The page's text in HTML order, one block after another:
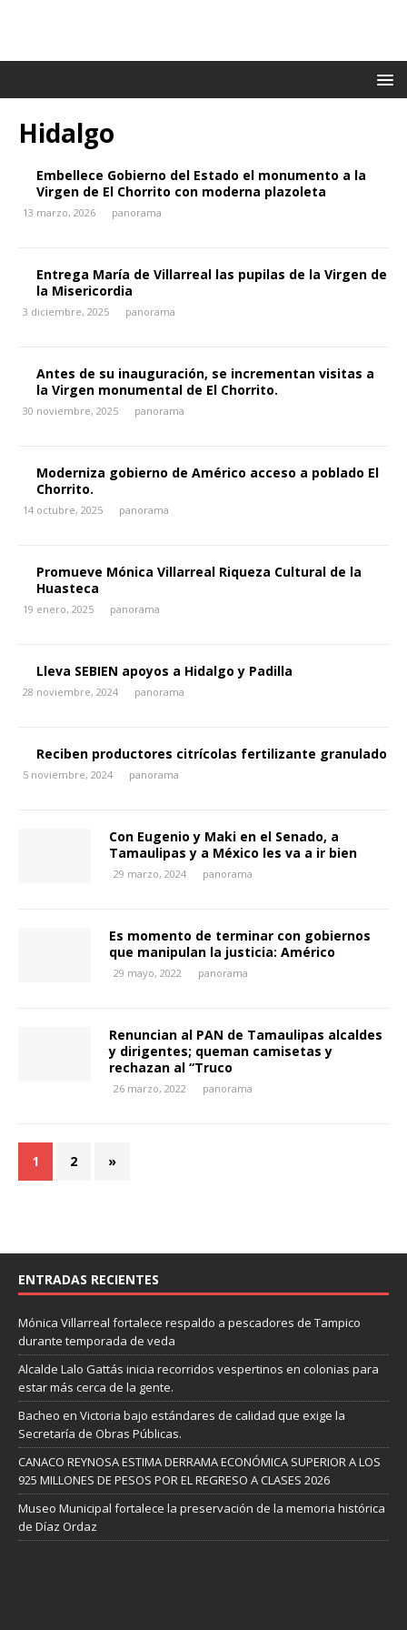
Hidalgo
Embellece Gobierno del Estado el monumento a la
Virgen de El Chorrito con moderna plazoleta
13 marzo, 2026 panorama
Entrega María de Villarreal las pupilas de la Virgen de
la Misericordia
3 diciembre, 2025 panorama
Antes de su inauguración, se incrementan visitas a
la Virgen monumental de El Chorrito.
30 noviembre, 2025 panorama
Moderniza gobierno de Américo acceso a poblado El
Chorrito.
14 octubre, 2025 panorama
Promueve Mónica Villarreal Riqueza Cultural de la
Huasteca
19 enero, 2025 panorama
Lleva SEBIEN apoyos a Hidalgo y Padilla
28 noviembre, 2024 panorama
Reciben productores citrícolas fertilizante granulado
5 noviembre, 2024 panorama
Con Eugenio y Maki en el Senado, a
Tamaulipas y a México les va a ir bien
29 marzo, 2024 panorama
Es momento de terminar con gobiernos
que manipulan la justicia: Américo
29 mayo, 2022 panorama
Renuncian al PAN de Tamaulipas alcaldes
y dirigentes; queman camisetas y
rechazan al “Truco
26 marzo, 2022 panorama
1 2 »
ENTRADAS RECIENTES
Mónica Villarreal fortalece respaldo a pescadores de Tampico
durante temporada de veda
Alcalde Lalo Gattás inicia recorridos vespertinos en colonias para
estar más cerca de la gente.
Bacheo en Victoria bajo estándares de calidad que exige la
Secretaría de Obras Públicas.
CANACO REYNOSA ESTIMA DERRAMA ECONÓMICA SUPERIOR A LOS
925 MILLONES DE PESOS POR EL REGRESO A CLASES 2026
Museo Municipal fortalece la preservación de la memoria histórica
de Díaz Ordaz